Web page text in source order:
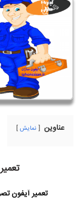
عناوین نمایش
تعمیر آیفون